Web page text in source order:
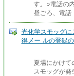
す。○電話の
昼ごろ、電話
光化学スモッグ
得メー ルの登録
夏場にかけて
スモッグが発